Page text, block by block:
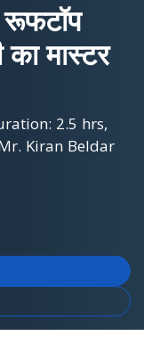
मास्टर
2.5 hrs,
Kiran Beldar